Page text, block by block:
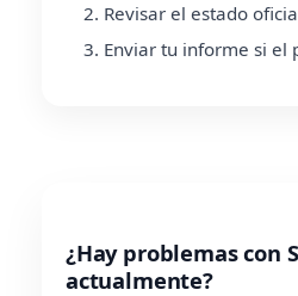
Revisar el estado
Enviar tu informe si el
¿Hay problemas con
actualmente?